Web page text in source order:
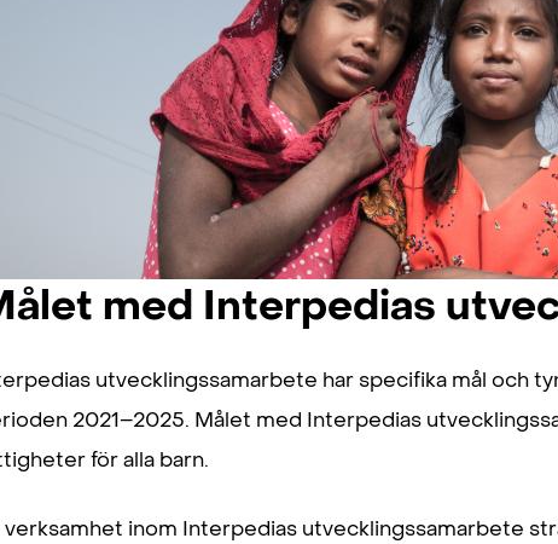
med Interpedias
utvecklingssamarbete har specifika mål och
2021–2025. Målet med Interpedias
för alla barn.
verksamhet inom Interpedias utvecklingssamarbete